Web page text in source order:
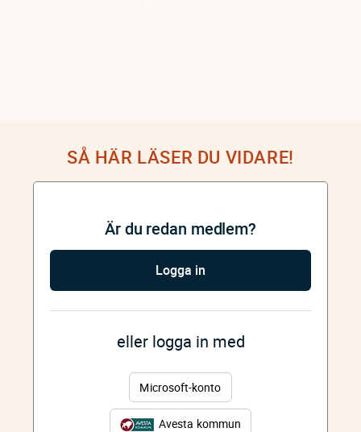
SÅ HÄR LÄSER DU VIDARE!
Är du redan medlem?
Logga in
eller logga in med
Microsoft-konto
Avesta kommun